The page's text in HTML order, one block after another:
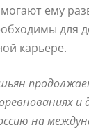
ему
для
карьере.
и
на